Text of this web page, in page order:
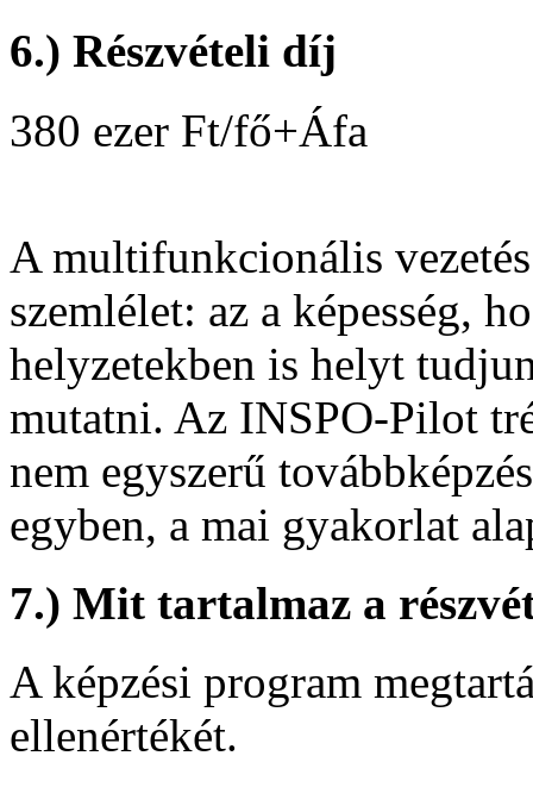
6.) Részvételi díj
380 ezer Ft/fő+Áfa
A multifunkcionális
szemlélet: az a képesség,
helyzetekben is helyt
mutatni. Az INSPO-Pilot
nem egyszerű
egyben, a mai gyakorlat
7.) Mit tartalmaz a
A képzési program
ellenértékét.